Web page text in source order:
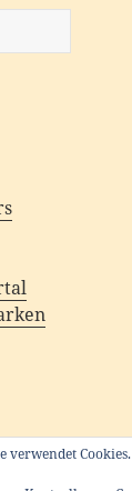
verwendet